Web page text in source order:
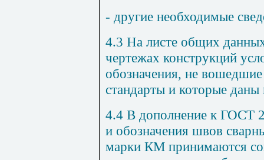
- другие необходимые
4.3 На листе общих
чертежах конструкций
обозначения, не вошедшие
стандарты и которые даны
4.4 В дополнение кГОСТ
и обозначения швов
марки КМ принимаются